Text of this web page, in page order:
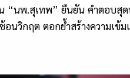
“นพ.สุเทพ” ยืนยัน คำตอบสุด
อนวิกฤต ตอกย้ำสร้างความเข้